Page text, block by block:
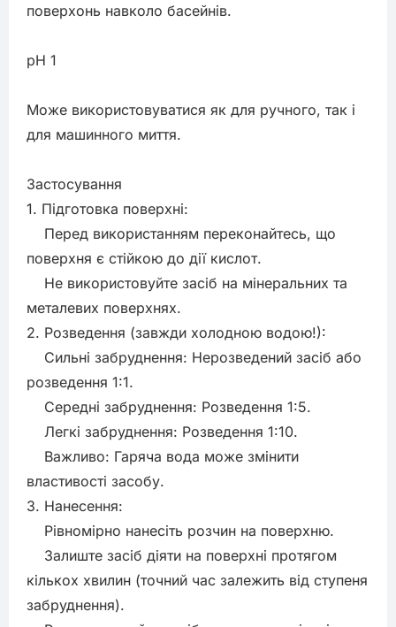
поверхонь навколо басейнів.
рН 1
Може використовуватися як для ручного, так і
для машинного миття.
Застосування
1. Підготовка поверхні:
поверхня є стійкою до дії кислот.
металевих поверхнях.
2. Розведення (завжди холодною водою!):
розведення 1:1.
властивості засобу.
3. Нанесення:
кількох хвилин (точний час залежить від ступеня
забруднення).